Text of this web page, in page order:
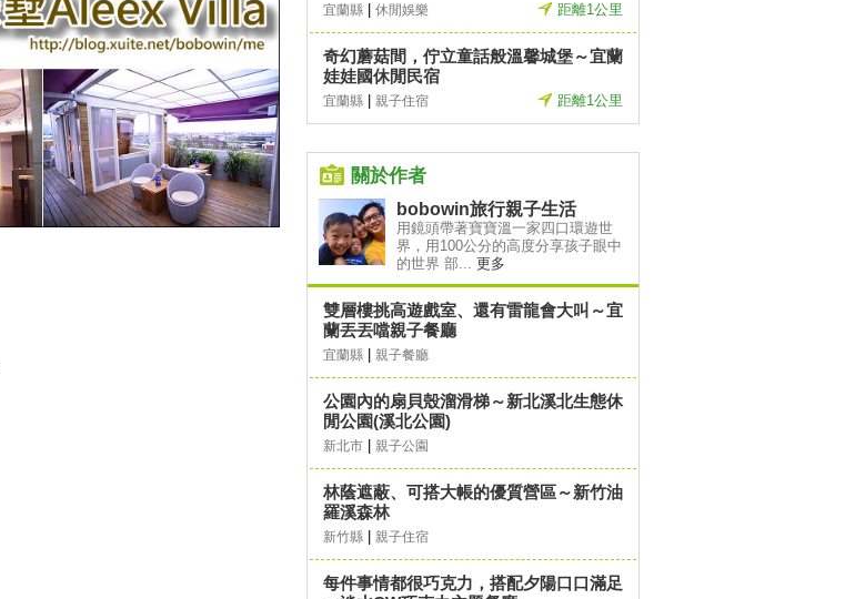
宜蘭縣 休閒娛樂 距離1公里
奇幻蘑菇間，佇立童話般溫馨城堡～宜蘭
娃娃國休閒民宿
宜蘭縣 親子住宿 距離1公里
關於作者
bobowin旅行親子生活
用鏡頭帶著寶寶溫一家四口環遊世
界，用100公分的高度分享孩子眼中
的世界 部... 更多
雙層樓挑高遊戲室、還有雷龍會大叫～宜
蘭丟丟噹親子餐廳
宜蘭縣 親子餐廳
公園內的扇貝殼溜滑梯～新北溪北生態休
閒公園(溪北公園)
新北市 親子公園
林蔭遮蔽、可搭大帳的優質營區～新竹油
羅溪森林
新竹縣 親子住宿
每件事情都很巧克力，搭配夕陽口口滿足